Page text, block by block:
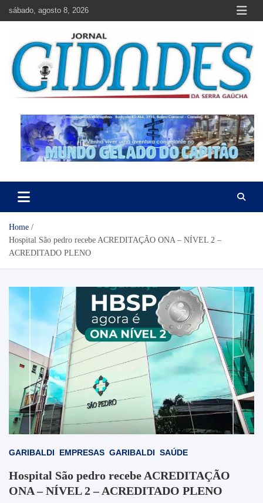
sábado, agosto 8, 2026
Jornal Cidades da Serra Gaúcha
Home
Hospital São pedro recebe ACREDITAÇÃO ONA – NÍVEL 2 –
ACREDITADO PLENO
GARIBALDI EMPRESAS GARIBALDI SAÚDE
Hospital São pedro recebe ACREDITAÇÃO
ONA – NÍVEL 2 – ACREDITADO PLENO